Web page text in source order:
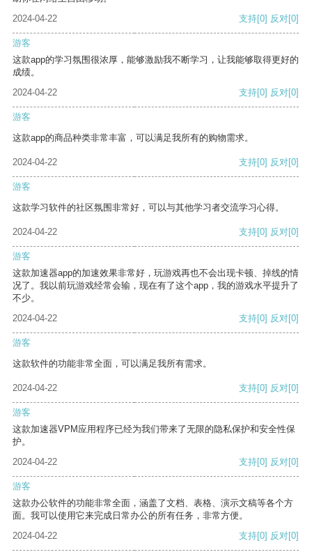
2024-04-22
支持[0] 反对[0]
游客
这款app的学习氛围很浓厚，能够激励我不断学习，让我能够取得更好的
成绩。
2024-04-22
支持[0] 反对[0]
游客
这款app的商品种类非常丰富，可以满足我所有的购物需求。
2024-04-22 支持[0] 反对[0]
游客
这款学习软件的社区氛围非常好，可以与其他学习者交流学习心得。
2024-04-22 支持[0] 反对[0]
游客
这款加速器app的加速效果非常好，玩游戏再也不会出现卡顿、掉线的情
况了。我以前玩游戏经常会输，现在有了这个app，我的游戏水平提升了
不少。
2024-04-22
支持[0] 反对[0]
游客
这款软件的功能非常全面，可以满足我所有需求。
2024-04-22 支持[0] 反对[0]
游客
这款加速器VPM应用程序已经为我们带来了无限的隐私保护和安全性保
护。
2024-04-22
支持[0] 反对[0]
游客
这款办公软件的功能非常全面，涵盖了文档、表格、演示文稿等各个方
面。我可以使用它来完成日常办公的所有任务，非常方便。
2024-04-22
支持[0] 反对[0]